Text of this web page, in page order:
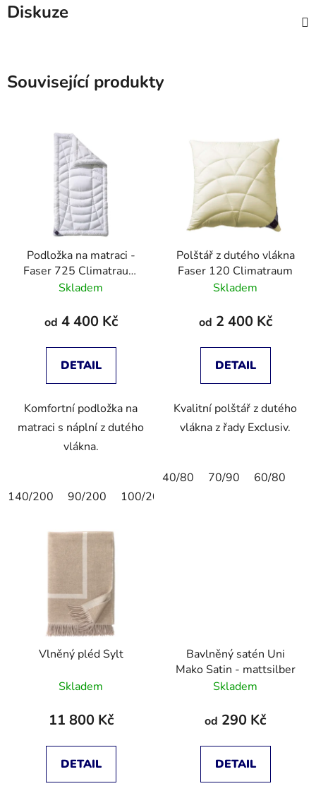
Diskuze
Související produkty
Podložka na matraci -
Faser 725 Climatraum
Topper
Skladem
od 4 400 Kč
DETAIL
Komfortní podložka na
matraci s náplní z dutého
vlákna.
140/200 90/200 100/200
Polštář z dutého vlákna
Faser 120 Climatraum
Skladem
od 2 400 Kč
DETAIL
Kvalitní polštář z dutého
vlákna z řady Exclusiv.
40/80 70/90 60/80
Vlněný pléd Sylt
Skladem
11 800 Kč
DETAIL
Bavlněný satén Uni
Mako Satin - mattsilber
Skladem
od 290 Kč
DETAIL